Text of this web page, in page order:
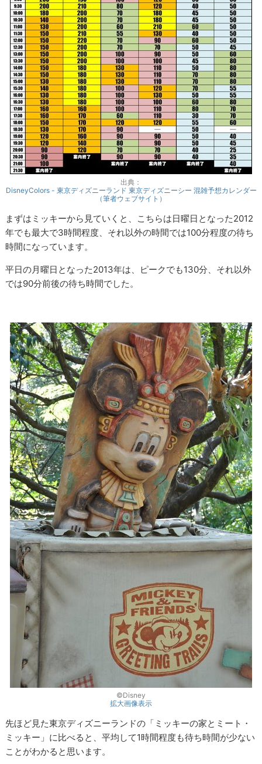
出典：
DisneyColors - 東京ディズニーランド 東京ディズニーシー 混雑予想カレンダー
（筆者ウェブサイト）
まずはミッキーから見ていくと、こちらは日曜日となった2012
年でも最大で3時間程度、それ以外の時間では100分程度の待ち
時間になっています。
平日の月曜日となった2013年は、ピークでも130分、それ以外
では90分前後の待ち時間でした。
©Disney
拡大画像表示
先ほど見た東京ディズニーランドの「ミッキーの家とミート・
ミッキー」に比べると、平均して1時間程度も待ち時間が少ない
ことがわかると思います。